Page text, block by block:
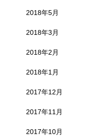
2018年5月
2018年3月
2018年2月
2018年1月
2017年12月
2017年11月
2017年10月